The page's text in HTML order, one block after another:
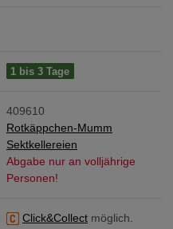
1 bis 3 Tage
409610
Rotkäppchen-Mumm
Sektkellereien
Abgabe nur an volljährige
Personen!
Click&Collect möglich.